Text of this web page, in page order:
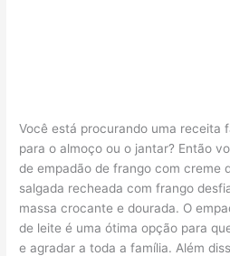
Você está procurando uma receita
para o almoço ou o jantar? Então
de empadão de frango com creme
salgada recheada com frango
massa crocante e dourada. O
de leite é uma ótima opção para
e agradar a toda a família. Além